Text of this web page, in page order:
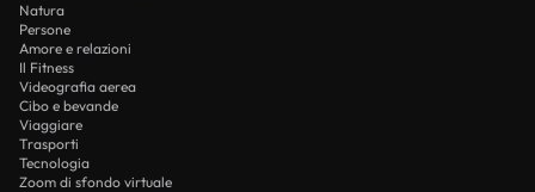
Natura
Persone
Amore e relazioni
Il Fitness
Videografia aerea
Cibo e bevande
Viaggiare
Trasporti
Tecnologia
Zoom di sfondo virtuale